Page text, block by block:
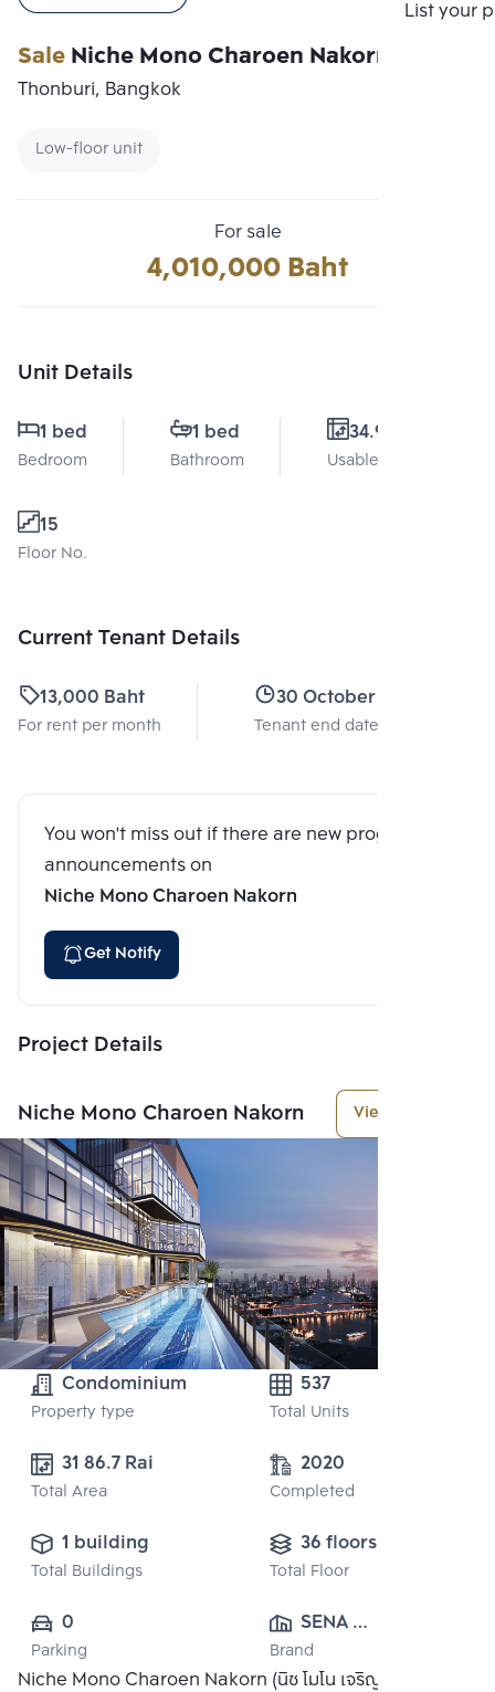
List your
SaleNiche Mono Charoen Nakorn
Thonburi, Bangkok
Low-floor unit
For sale
4,010,000 Baht
Unit Details
1 bed
Bedroom
1 bed
Bathroom
34.9 Sq.m.
Usable area
15
Floor No.
Current Tenant Details
13,000 Baht
For rent per month
30 October 2024
Tenant end date
You won't miss out if there are new program
announcements on
Niche Mono Charoen Nakorn
Get Notify
Project Details
Niche Mono Charoen Nakorn View More
Condominium
Property type
537
Total Units
31 86.7 Rai
Total Area
2020
Completed
1 building
Total Buildings
36 floors
Total Floor
0
Parking
SENA
DEVELOPMENT
CO., LTD.
Brand
Niche Mono Charoen Nakorn (นิช โมโน เจริญนคร) คอนโด